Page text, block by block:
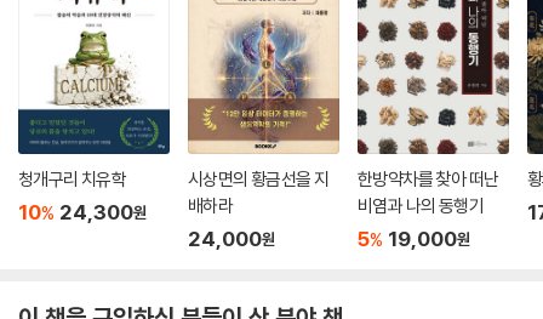
청개구리 치유학
10% 24,300원
시상면의 황금선을 지
배하라
24,000원
한방약차를 찾아 떠난
비염과 나의 동행기
5% 19,000원